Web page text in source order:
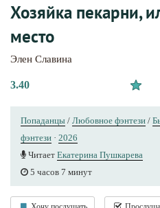
Хозяйка пекарни,
место
Элен Славина
3.40
Попаданцы / Любовное фэнтези /
фэнтези · 2026
Читает Екатерина Пушкарева
5 часов 7 минут